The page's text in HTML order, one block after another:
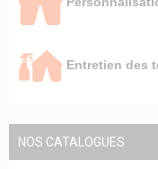
Entretien des
NOS CATALOGUES